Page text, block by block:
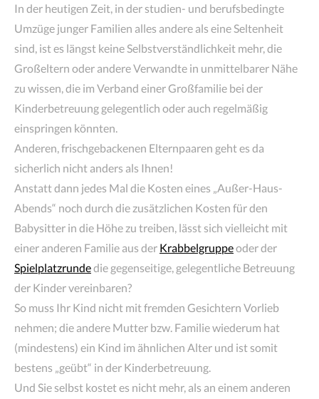
In der heutigen Zeit, in der studien- und berufsbedingte
Umzüge junger Familien alles andere als eine Seltenheit
sind, ist es längst keine Selbstverständlichkeit mehr, die
Großeltern oder andere Verwandte in unmittelbarer Nähe
zu wissen, die im Verband einer Großfamilie bei der
Kinderbetreuung gelegentlich oder auch regelmäßig
einspringen könnten.
Anderen, frischgebackenen Elternpaaren geht es da
sicherlich nicht anders als Ihnen!
Anstatt dann jedes Mal die Kosten eines „Außer-Haus-
Abends“ noch durch die zusätzlichen Kosten für den
Babysitter in die Höhe zu treiben, lässt sich vielleicht mit
einer anderen Familie aus der Krabbelgruppeoder der
Spielplatzrundedie gegenseitige, gelegentliche Betreuung
der Kinder vereinbaren?
So muss Ihr Kind nicht mit fremden Gesichtern Vorlieb
nehmen; die andere Mutter bzw. Familie wiederum hat
(mindestens) ein Kind im ähnlichen Alter und ist somit
bestens „geübt“ in der Kinderbetreuung.
Und Sie selbst kostet es nicht mehr, als an einem anderen